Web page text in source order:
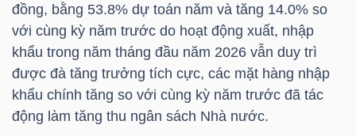
đồng, bằng 53.8% dự toán năm và tăng 14.0% so
với cùng kỳ năm trước do hoạt động xuất, nhập
khẩu trong năm tháng đầu năm 2026 vẫn duy trì
được đà tăng trưởng tích cực, các mặt hàng nhập
khẩu chính tăng so với cùng kỳ năm trước đã tác
động làm tăng thu ngân sách Nhà nước.
PHÂN
TÍCH
VIETSTOCKFINANCE